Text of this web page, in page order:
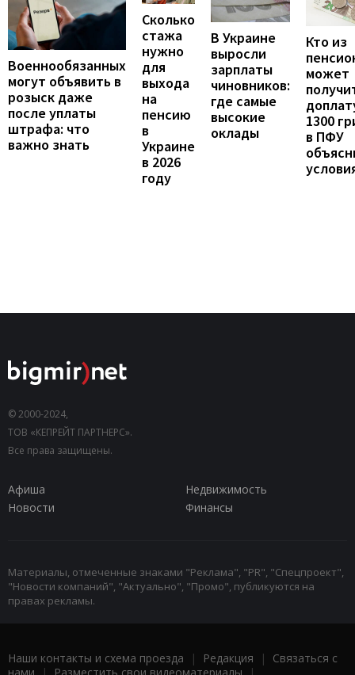
Военнообязанных
могут объявить в
розыск даже
после уплаты
штрафа: что
важно знать
Сколько
стажа
нужно
для
выхода
на
пенсию
в
Украине
в 2026
году
В Украине
выросли
зарплаты
чиновников:
где самые
высокие
оклады
Кто из
может
1300
в ПФУ
© 2000-2024,
ТОВ «КЕПРЕЙТ ПАРТНЕРС».
Все права защищены.
Афиша
Недвижимость
Новости
Финансы
Материалы, отмеченные знаками "Реклама", "PR", "Спецпроект",
"Новости компаний", "Актуально", "Промо", публикуются на
правах рекламы.
Наши контакты и схема проезда | Редакция | Связаться с